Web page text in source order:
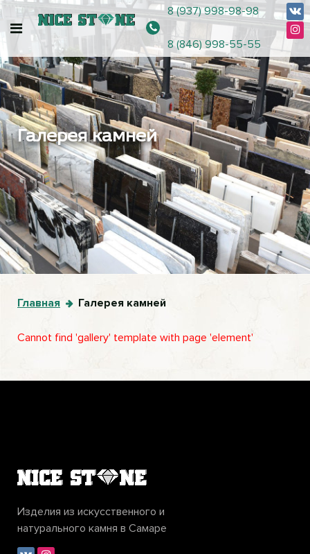
8 (937) 998-98-98
8 (846) 998-55-55
Галерея камней
Главная Галерея камней
Cannot find 'gallery' template with page 'element'
Изделия из искусственного и
натурального камня в Самаре